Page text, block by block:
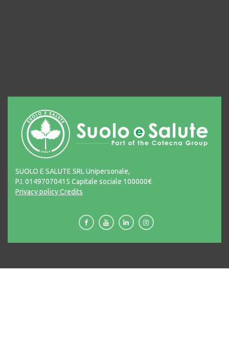
SUOLO E SALUTE SRL Unipersonale,
P.I. 01497070415 Capitale sociale 100000€
Privacy policyCredits